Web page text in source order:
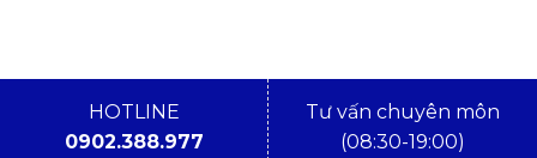
HOTLINE
0902.388.977
Tư vấn chuyên môn
(08:30-19:00)